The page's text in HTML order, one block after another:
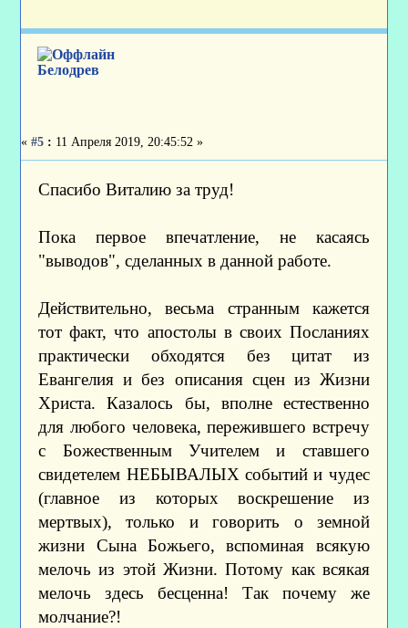
Белодрев
«#5 : 11 Апреля 2019, 20:45:52 »
Спасибо Виталию за труд!
Пока первое впечатление, не касаясь
"выводов", сделанных в данной работе.
Действительно, весьма странным кажется
тот факт, что апостолы в своих Посланиях
практически обходятся без цитат из
Евангелия и без описания сцен из Жизни
Христа. Казалось бы, вполне естественно
для любого человека, пережившего встречу
с Божественным Учителем и ставшего
свидетелем НЕБЫВАЛЫХ событий и чудес
(главное из которых воскрешение из
мертвых), только и говорить о земной
жизни Сына Божьего, вспоминая всякую
мелочь из этой Жизни. Потому как всякая
мелочь здесь бесценна! Так почему же
молчание?!